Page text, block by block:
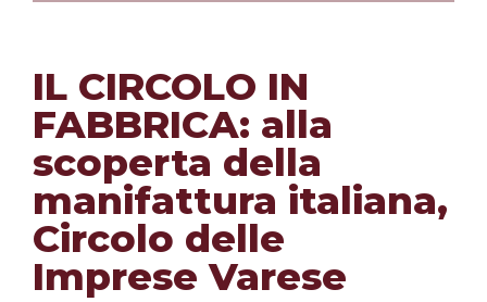
IL CIRCOLO IN
FABBRICA: alla
scoperta della
manifattura italiana,
Circolo delle
Imprese Varese